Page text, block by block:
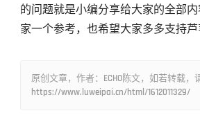
的问题就是小编分享给大家的全部
家一个参考，也希望大家多多支持芦
原创文章，作者：ECHO陈文，如若转载，
https://www.luweipai.cn/html/1612011329/